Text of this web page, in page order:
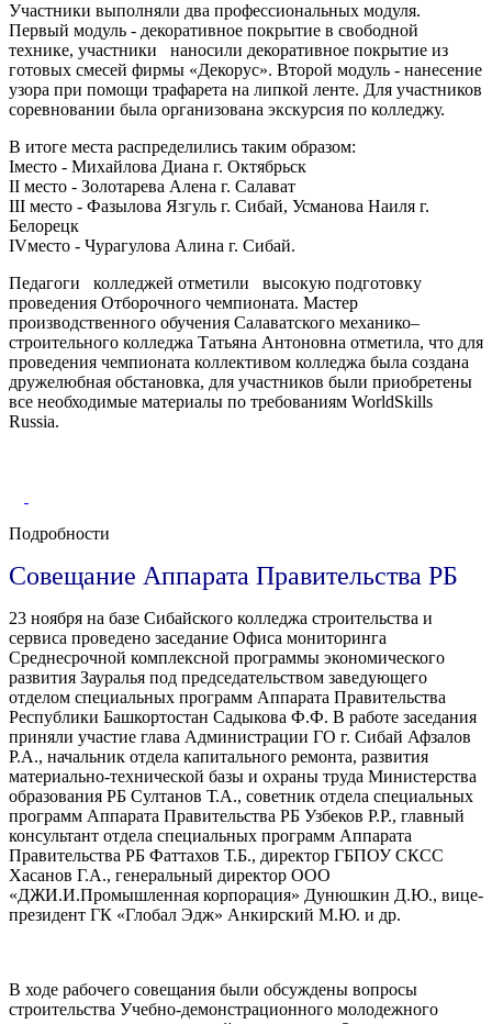
Участники выполняли два профессиональных модуля.
Первый модуль - декоративное покрытие в свободной
технике, участники наносили декоративное покрытие из
готовых смесей фирмы «Декорус». Второй модуль - нанесение
узора при помощи трафарета на липкой ленте. Для участников
соревновании была организована экскурсия по колледжу.
В итоге места распределились таким образом:
Iместо - Михайлова Диана г. Октябрьск
II место - Золотарева Алена г. Салават
III место - Фазылова Язгуль г. Сибай, Усманова Наиля г.
Белорецк
IVместо - Чурагулова Алина г. Сибай.
Педагоги колледжей отметили высокую подготовку
проведения Отборочного чемпионата. Мастер
производственного обучения Салаватского механико–
строительного колледжа Татьяна Антоновна отметила, что для
проведения чемпионата коллективом колледжа была создана
дружелюбная обстановка, для участников были приобретены
все необходимые материалы по требованиям WorldSkills
Russia.
Подробности
Совещание Аппарата Правительства РБ
23 ноября на базе Сибайского колледжа строительства и
сервиса проведено заседание Офиса мониторинга
Среднесрочной комплексной программы экономического
развития Зауралья под председательством заведующего
отделом специальных программ Аппарата Правительства
Республики Башкортостан Садыкова Ф.Ф. В работе заседания
приняли участие глава Администрации ГО г. Сибай Афзалов
Р.А., начальник отдела капитального ремонта, развития
материально-технической базы и охраны труда Министерства
образования РБ Султанов Т.А., советник отдела специальных
программ Аппарата Правительства РБ Узбеков Р.Р., главный
консультант отдела специальных программ Аппарата
Правительства РБ Фаттахов Т.Б., директор ГБПОУ СКСС
Хасанов Г.А., генеральный директор ООО
«ДЖИ.И.Промышленная корпорация» Дунюшкин Д.Ю., вице-
президент ГК «Глобал Эдж» Анкирский М.Ю. и др.
В ходе рабочего совещания были обсуждены вопросы
строительства Учебно-демонстрационного молодежного